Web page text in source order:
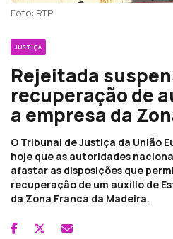
Foto: RTP
JUSTIÇA
Rejeitada
recuperação de
a empresa da
O Tribunal de Justiça da União
hoje que as autoridades
afastar as disposições que
recuperação de um auxílio de
da Zona Franca da Madeira.